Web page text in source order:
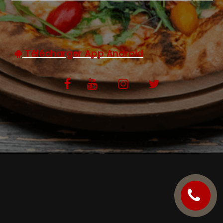
C.G.V
Télécharger App Android